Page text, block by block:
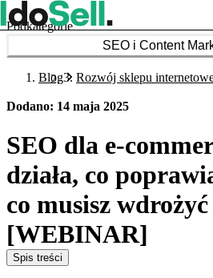
Podkategorie
SEO i Content
Blog Rozwój sklepu
Dodano: 14 maja 2025
SEO dla e-
działa, co
co musisz
[WEBINAR]
Spis treści